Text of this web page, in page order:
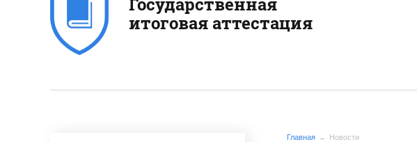
итоговая аттестация
Главная Новости